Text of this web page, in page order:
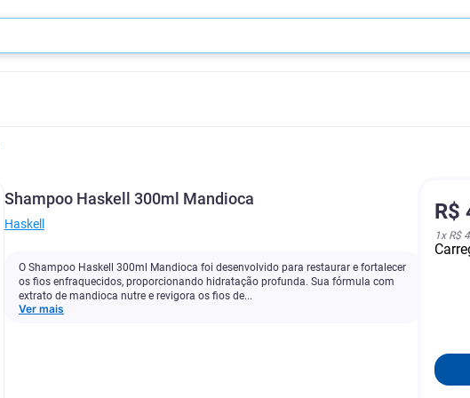
Shampoo Haskell 300ml Mandioca
Haskell
O Shampoo Haskell 300ml Mandioca foi desenvolvido para restaurar e fortalecer
os fios enfraquecidos, proporcionando hidratação profunda. Sua fórmula com
extrato de mandioca nutre e revigora os fios de...
Ver mais
R$
1x R$